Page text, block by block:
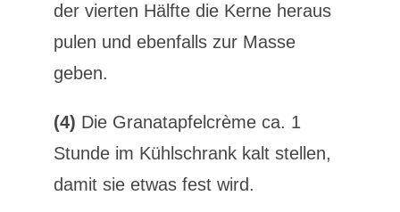
der vierten Hälfte die Kerne heraus
pulen und ebenfalls zur Masse
geben.
(4) Die Granatapfelcrème ca. 1
Stunde im Kühlschrank kalt stellen,
damit sie etwas fest wird.